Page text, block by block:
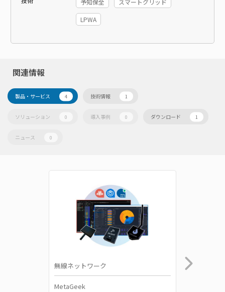
予知保全 スマートグリッド
LPWA
関連情報
製品・サービス 4 技術情報 1
ソリューション 0 導入事例 0 ダウンロード 1
ニュース 0
無線ネットワーク
MetaGeek